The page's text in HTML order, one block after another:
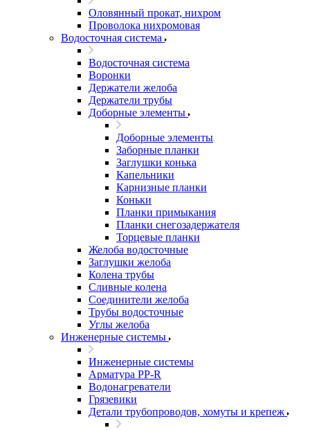
Оловянный прокат, нихром
Проволока нихромовая
Водосточная система
Водосточная система
Воронки
Держатели желоба
Держатели трубы
Доборные элементы
Доборные элементы
Заборные планки
Заглушки конька
Капельники
Карнизные планки
Коньки
Планки примыкания
Планки снегозадержателя
Торцевые планки
Желоба водосточные
Заглушки желоба
Колена трубы
Сливные колена
Соединители желоба
Трубы водосточные
Углы желоба
Инженерные системы
Инженерные системы
Арматура PP-R
Водонагреватели
Грязевики
Детали трубопроводов, хомуты и крепеж